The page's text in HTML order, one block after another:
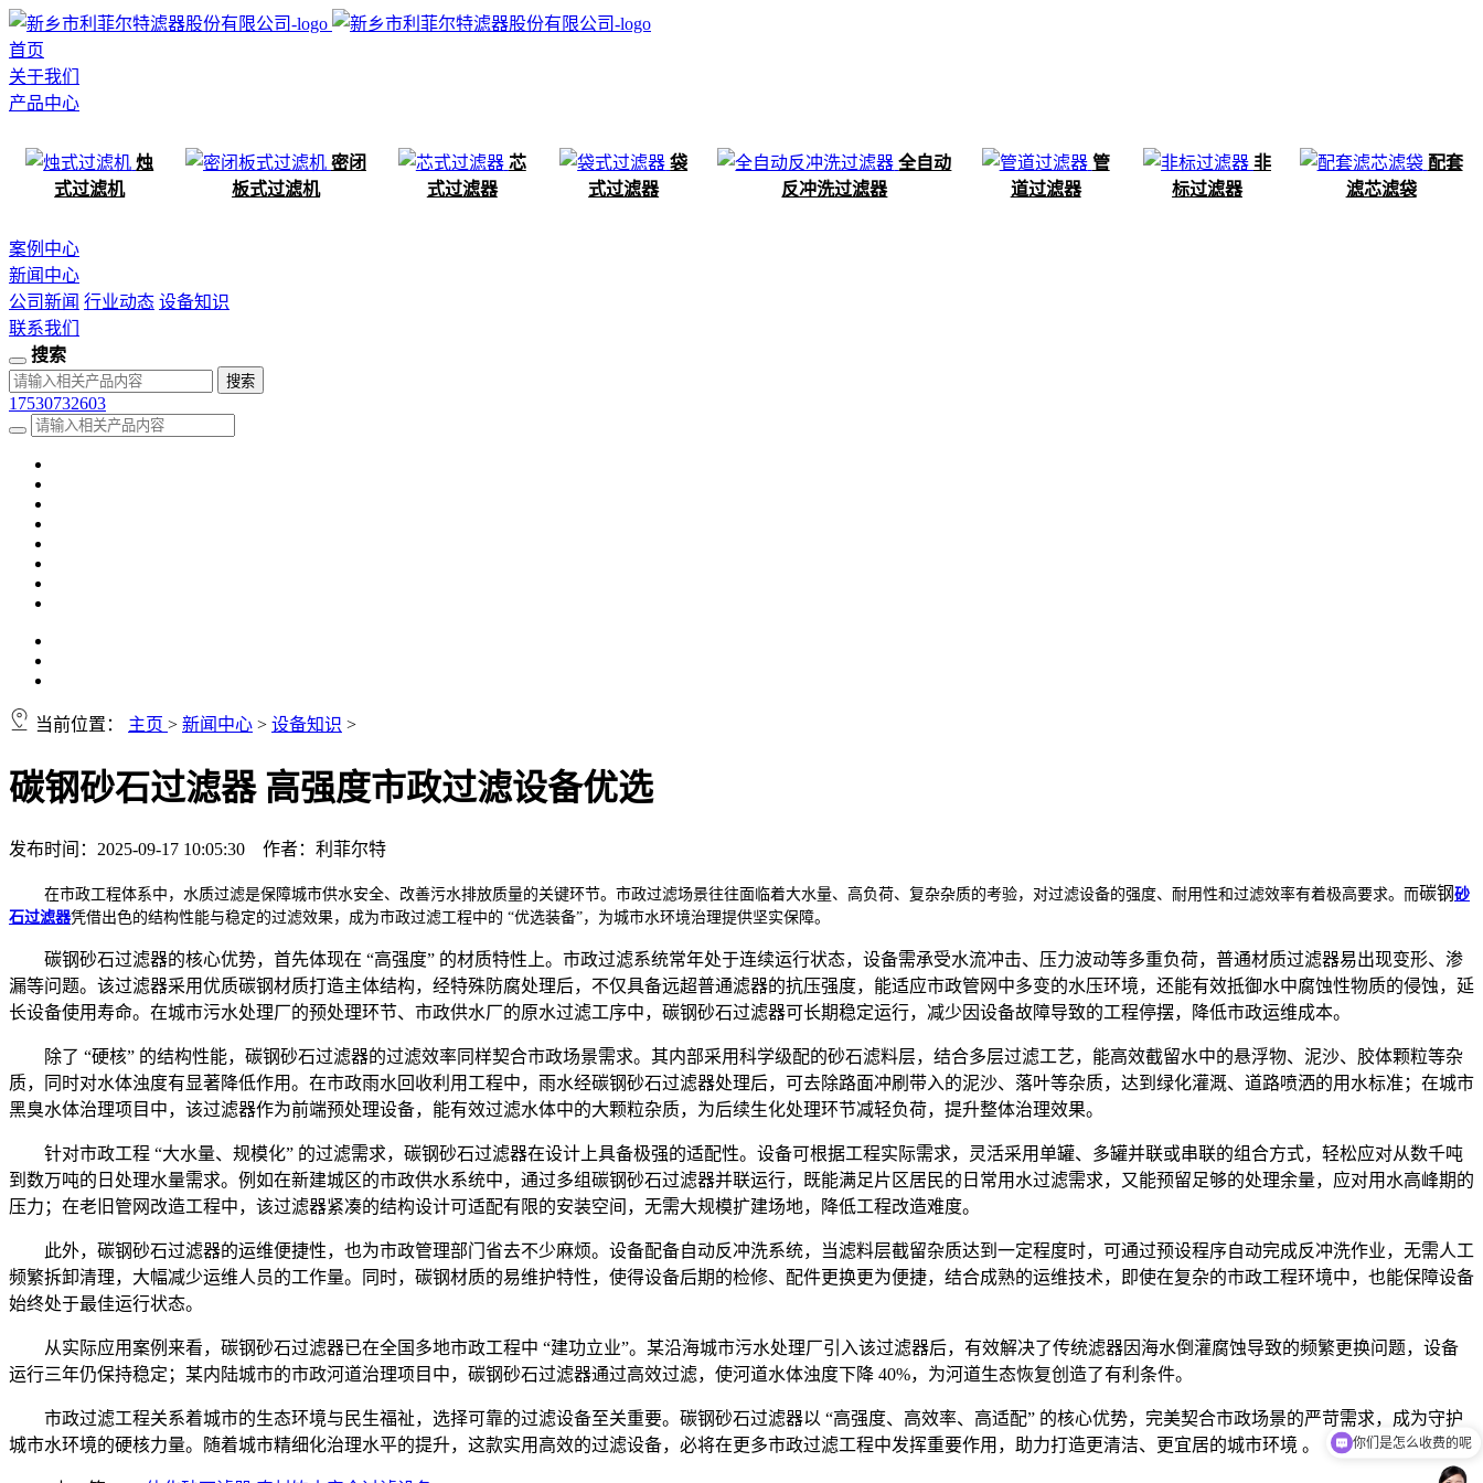
首页
关于我们
产品中心
烛
式过滤机
密闭
板式过滤机
芯
式过滤器
袋
式过滤器
全自动
反冲洗过滤器
管
道过滤器
非
标过滤器
配套
滤芯滤袋
案例中心
新闻中心
公司新闻 行业动态 设备知识
联系我们
搜索
17530732603
当前位置： 主页 > 新闻中心 > 设备知识 >
碳钢砂石过滤器 高强度市政过滤设备优选
发布时间：2025-09-17 10:05:30 作者：利菲尔特
在市政工程体系中，水质过滤是保障城市供水安全、改善污水排放质量的关键环节。市政过滤场景往往面临着大水量、高负荷、复杂杂质的考验，对过滤设备的强度、耐用性和过滤效率有着极高要求。而碳钢砂
石过滤器凭借出色的结构性能与稳定的过滤效果，成为市政过滤工程中的 “优选装备”，为城市水环境治理提供坚实保障。
碳钢砂石过滤器的核心优势，首先体现在 “高强度” 的材质特性上。市政过滤系统常年处于连续运行状态，设备需承受水流冲击、压力波动等多重负荷，普通材质过滤器易出现变形、渗
漏等问题。该过滤器采用优质碳钢材质打造主体结构，经特殊防腐处理后，不仅具备远超普通滤器的抗压强度，能适应市政管网中多变的水压环境，还能有效抵御水中腐蚀性物质的侵蚀，延
长设备使用寿命。在城市污水处理厂的预处理环节、市政供水厂的原水过滤工序中，碳钢砂石过滤器可长期稳定运行，减少因设备故障导致的工程停摆，降低市政运维成本。
除了 “硬核” 的结构性能，碳钢砂石过滤器的过滤效率同样契合市政场景需求。其内部采用科学级配的砂石滤料层，结合多层过滤工艺，能高效截留水中的悬浮物、泥沙、胶体颗粒等杂
质，同时对水体浊度有显著降低作用。在市政雨水回收利用工程中，雨水经碳钢砂石过滤器处理后，可去除路面冲刷带入的泥沙、落叶等杂质，达到绿化灌溉、道路喷洒的用水标准；在城市
黑臭水体治理项目中，该过滤器作为前端预处理设备，能有效过滤水体中的大颗粒杂质，为后续生化处理环节减轻负荷，提升整体治理效果。
针对市政工程 “大水量、规模化” 的过滤需求，碳钢砂石过滤器在设计上具备极强的适配性。设备可根据工程实际需求，灵活采用单罐、多罐并联或串联的组合方式，轻松应对从数千吨
到数万吨的日处理水量需求。例如在新建城区的市政供水系统中，通过多组碳钢砂石过滤器并联运行，既能满足片区居民的日常用水过滤需求，又能预留足够的处理余量，应对用水高峰期的
压力；在老旧管网改造工程中，该过滤器紧凑的结构设计可适配有限的安装空间，无需大规模扩建场地，降低工程改造难度。
此外，碳钢砂石过滤器的运维便捷性，也为市政管理部门省去不少麻烦。设备配备自动反冲洗系统，当滤料层截留杂质达到一定程度时，可通过预设程序自动完成反冲洗作业，无需人工
频繁拆卸清理，大幅减少运维人员的工作量。同时，碳钢材质的易维护特性，使得设备后期的检修、配件更换更为便捷，结合成熟的运维技术，即使在复杂的市政工程环境中，也能保障设备
始终处于最佳运行状态。
从实际应用案例来看，碳钢砂石过滤器已在全国多地市政工程中 “建功立业”。某沿海城市污水处理厂引入该过滤器后，有效解决了传统滤器因海水倒灌腐蚀导致的频繁更换问题，设备
运行三年仍保持稳定；某内陆城市的市政河道治理项目中，碳钢砂石过滤器通过高效过滤，使河道水体浊度下降 40%，为河道生态恢复创造了有利条件。
市政过滤工程关系着城市的生态环境与民生福祉，选择可靠的过滤设备至关重要。碳钢砂石过滤器以 “高强度、高效率、高适配” 的核心优势，完美契合市政场景的严苛需求，成为守护
城市水环境的硬核力量。随着城市精细化治理水平的提升，这款实用高效的过滤设备，必将在更多市政过滤工程中发挥重要作用，助力打造更清洁、更宜居的城市环境 。
你们是怎么收费的呢